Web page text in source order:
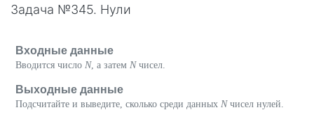
Задача №345. Нули
Входные данные
Вводится число N, а затем Nчисел.
Выходные данные
Подсчитайте и выведите, сколько среди данных Nчисел нулей.